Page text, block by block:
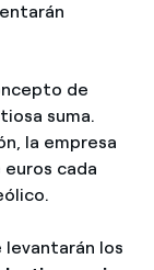
de
suma.
la empresa
euros cada
levantarán los